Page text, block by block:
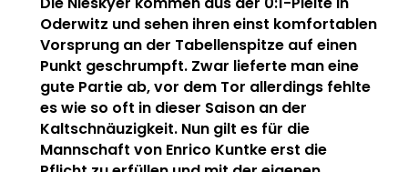
Oderwitz und sehen ihren einst komfortablen
Vorsprung an der Tabellenspitze auf einen
Punkt geschrumpft. Zwar lieferte man eine
gute Partie ab, vor dem Tor allerdings fehlte
es wie so oft in dieser Saison an der
Kaltschnäuzigkeit. Nun gilt es für die
Mannschaft von Enrico Kuntke erst die